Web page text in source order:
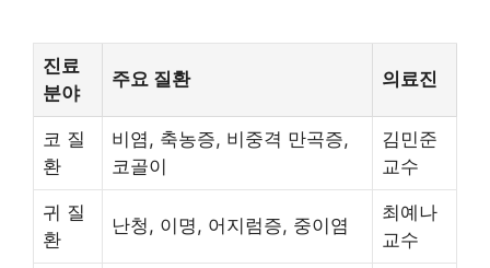
진료
분야
주요 질환 의료진
코 질
환
비염, 축농증, 비중격 만곡증,
코골이
김민준
교수
귀 질
환
난청, 이명, 어지럼증, 중이염
최예나
교수